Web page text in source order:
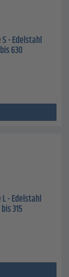
- Edelstahl
630
- Edelstahl
315